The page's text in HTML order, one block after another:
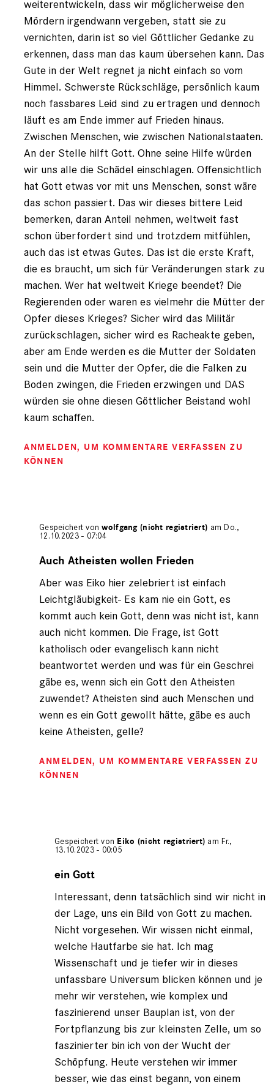
weiterentwickeln, dass wir möglicherweise den
Mördern irgendwann vergeben, statt sie zu
vernichten, darin ist so viel Göttlicher Gedanke zu
erkennen, dass man das kaum übersehen kann. Das
Gute in der Welt regnet ja nicht einfach so vom
Himmel. Schwerste Rückschläge, persönlich kaum
noch fassbares Leid sind zu ertragen und dennoch
läuft es am Ende immer auf Frieden hinaus.
Zwischen Menschen, wie zwischen Nationalstaaten.
An der Stelle hilft Gott. Ohne seine Hilfe würden
wir uns alle die Schädel einschlagen. Offensichtlich
hat Gott etwas vor mit uns Menschen, sonst wäre
das schon passiert. Das wir dieses bittere Leid
bemerken, daran Anteil nehmen, weltweit fast
schon überfordert sind und trotzdem mitfühlen,
auch das ist etwas Gutes. Das ist die erste Kraft,
die es braucht, um sich für Veränderungen stark zu
machen. Wer hat weltweit Kriege beendet? Die
Regierenden oder waren es vielmehr die Mütter der
Opfer dieses Krieges? Sicher wird das Militär
zurückschlagen, sicher wird es Racheakte geben,
aber am Ende werden es die Mutter der Soldaten
sein und die Mutter der Opfer, die die Falken zu
Boden zwingen, die Frieden erzwingen und DAS
würden sie ohne diesen Göttlicher Beistand wohl
kaum schaffen.
ANMELDEN, UM KOMMENTARE VERFASSEN ZU
KÖNNEN
Gespeichert vonwolfgang (nicht registriert) am Do.,
12.10.2023 - 07:04
auf
Eiko
(nicht
registriert)
Auch Atheisten wollen Frieden
Aber was Eiko hier zelebriert ist einfach
Leichtgläubigkeit- Es kam nie ein Gott, es
kommt auch kein Gott, denn was nicht ist, kann
auch nicht kommen. Die Frage, ist Gott
katholisch oder evangelisch kann nicht
beantwortet werden und was für ein Geschrei
gäbe es, wenn sich ein Gott den Atheisten
zuwendet? Atheisten sind auch Menschen und
wenn es ein Gott gewollt hätte, gäbe es auch
keine Atheisten, gelle?
ANMELDEN, UM KOMMENTARE VERFASSEN ZU
KÖNNEN
Gespeichert von Eiko (nicht registriert) am Fr.,
13.10.2023 - 00:05
auf
wolfgang
(nicht
registriert)
ein Gott
Interessant, denn tatsächlich sind wir nicht in
der Lage, uns ein Bild von Gott zu machen.
Nicht vorgesehen. Wir wissen nicht einmal,
welche Hautfarbe sie hat. Ich mag
Wissenschaft und je tiefer wir in dieses
unfassbare Universum blicken können und je
mehr wir verstehen, wie komplex und
faszinierend unser Bauplan ist, von der
Fortpflanzung bis zur kleinsten Zelle, um so
faszinierter bin ich von der Wucht der
Schöpfung. Heute verstehen wir immer
besser, wie das einst begann, von einem